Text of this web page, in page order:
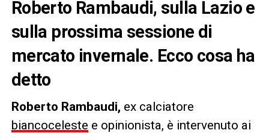
Roberto Rambaudi, sulla Lazio e
sulla prossima sessione di
mercato invernale. Ecco cosa ha
detto
Roberto Rambaudi, ex calciatore
biancoceleste e opinionista, è intervenuto ai